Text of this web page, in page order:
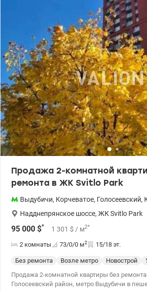
Продажа 2-комнатной
ремонта в ЖК Svitlo Park
Выдубичи, Корчеватое, Голосеевский,
Надднепрянское шоссе, ЖК Svitlo Park
95 000 $* 1 301 $ / м2*
2 комнаты 73/0/0 м2 15/18 эт.
Без ремонта Возле метро Новострой
Продажа 2-комнатной квартиры без
Голосеевский район, метро Выдубичи в